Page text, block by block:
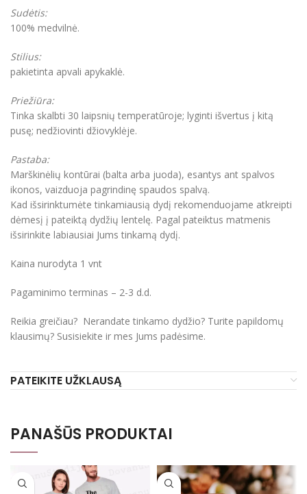
Sudėtis:
100% medvilnė.
Stilius:
pakietinta apvali apykaklė.
Priežiūra:
Tinka skalbti 30 laipsnių temperatūroje; lyginti išvertus į kitą
pusę; nedžiovinti džiovyklėje.
Pastaba:
Marškinėlių kontūrai (balta arba juoda), esantys ant spalvos
ikonos, vaizduoja pagrindinę spaudos spalvą.
Kad išsirinktumėte tinkamiausią dydį rekomenduojame atkreipti
dėmesį į pateiktą dydžių lentelę. Pagal pateiktus matmenis
išsirinkite labiausiai Jums tinkamą dydį.
Kaina nurodyta 1 vnt
Pagaminimo terminas – 2-3 d.d.
Reikia greičiau? Nerandate tinkamo dydžio? Turite papildomų
klausimų? Susisiekite ir mes Jums padėsime.
PATEIKITE UŽKLAUSĄ
PANAŠŪS PRODUKTAI